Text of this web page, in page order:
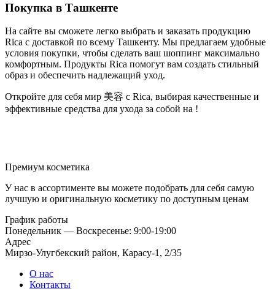
Покупка в Ташкенте
На сайте вы сможете легко выбрать и заказать продукцию
Rica с доставкой по всему Ташкенту. Мы предлагаем удобные
условия покупки, чтобы сделать ваш шоппинг максимально
комфортным. Продукты Rica помогут вам создать стильный
образ и обеспечить надлежащий уход.
Откройте для себя мир 美容 с Rica, выбирая качественные и
эффективные средства для ухода за собой на !
Премиум косметика
У нас в ассортименте вы можете подобрать для себя самую
лучшую и оригинальную косметику по доступным ценам
График работы
Понедельник — Воскресенье: 9:00-19:00
Адрес
Мирзо-Улугбекский район, Карасу-1, 2/35
О нас
Контакты